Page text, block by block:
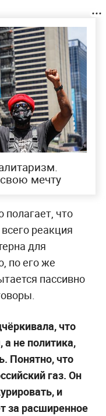
мечту
что
реакция
для
по его же
пассивно
что
не политика,
Понятно, что
газ. Он
и
за расширенное